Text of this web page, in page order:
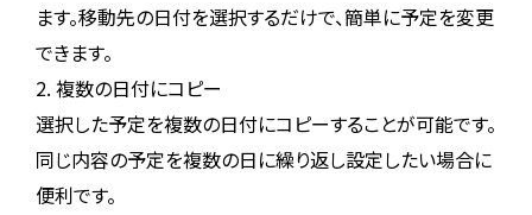
ます。移動先の日付を選択するだけで、簡単に予定を変更
できます。
2. 複数の日付にコピー
選択した予定を複数の日付にコピーすることが可能です。
同じ内容の予定を複数の日に繰り返し設定したい場合に
便利です。